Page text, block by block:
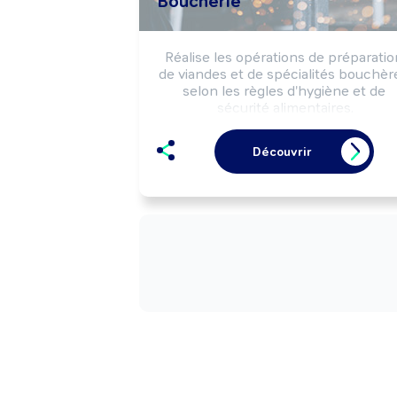
Réalise les opérations de
de viandes et de spécialités
selon les règles d'hygiène et de
sécurité alimentaires.
Peut gérer un commerce de détail
alimentaire (boucherie, boucherie-
Découvrir